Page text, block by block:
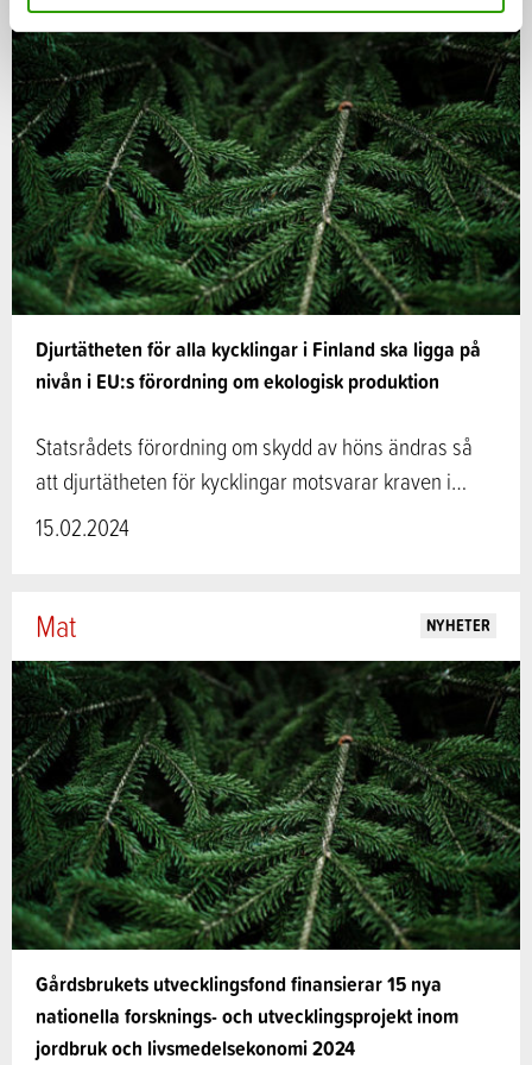
Djurtätheten för alla kycklingar i Finland ska ligga på
nivån i EU:s förordning om ekologisk produktion
Statsrådets förordning om skydd av höns ändras så
att djurtätheten för kycklingar motsvarar kraven i…
15.02.2024
Gårdsbrukets utvecklingsfond finansierar 15 nya
nationella forsknings- och utvecklingsprojekt inom
jordbruk och livsmedelsekonomi 2024
Mat NYHETER